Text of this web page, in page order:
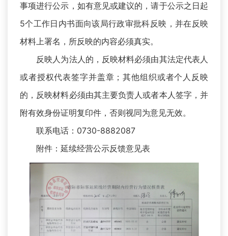
事项进行公示，如有意见或建议的，请于公示之日起
5个工作日内书面向该局行政审批科反映，并在反映
材料上署名，所反映的内容必须真实。
反映人为法人的，反映材料必须由其法定代表人
或者授权代表签字并盖章；其他组织或者个人反映
的，反映材料必须由其主要负责人或者本人签字，并
附有效身份证明复印件，否则视同为意见无效。
联系电话：0730-8882087
附件：延续经营公示反馈意见表